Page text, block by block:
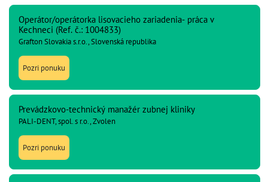
Operátor/operátorka lisovacieho zariadenia- práca v
Kechneci (Ref. č.: 1004833)
Grafton Slovakia s.r.o., Slovenská republika
Pozri ponuku
Prevádzkovo-technický manažér zubnej kliniky
PALI-DENT, spol. s r.o., Zvolen
Pozri ponuku